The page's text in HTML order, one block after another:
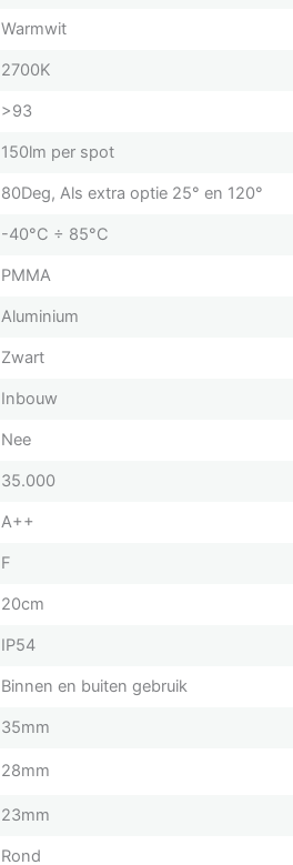
Warmwit
2700K
>93
150lm per spot
80Deg, Als extra optie 25° en 120°
-40°C ÷ 85°C
PMMA
Aluminium
Zwart
Inbouw
Nee
35.000
A++
F
20cm
IP54
Binnen en buiten gebruik
35mm
28mm
23mm
Rond